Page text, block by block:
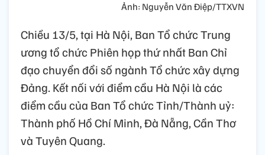
Ảnh: Nguyễn Văn Điệp/TTXVN
Chiều 13/5, tại Hà Nội, Ban Tổ chức Trung
ương tổ chức Phiên họp thứ nhất Ban Chỉ
đạo chuyển đổi số ngành Tổ chức xây dựng
Đảng. Kết nối với điểm cầu Hà Nội là các
điểm cầu của Ban Tổ chức Tỉnh/Thành uỷ:
Thành phố Hồ Chí Minh, Đà Nẵng, Cần Thơ
và Tuyên Quang.